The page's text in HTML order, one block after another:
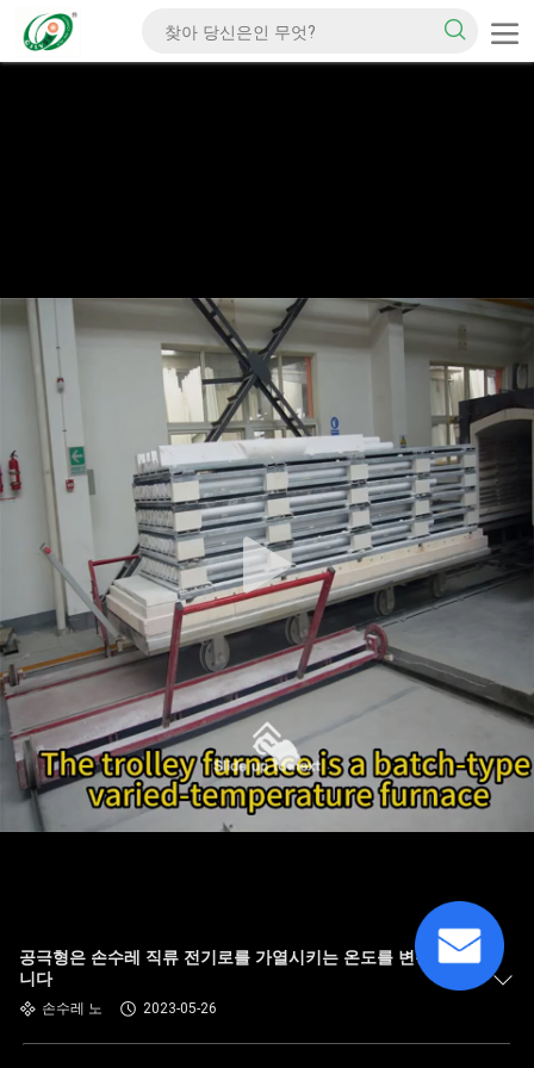
공극형은 손수레 직류 전기로를 가열시키는 온도를 변경했습
니다
손수레 노 2023-05-26